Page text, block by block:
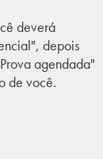
deverá
depois
agendada"
de você.